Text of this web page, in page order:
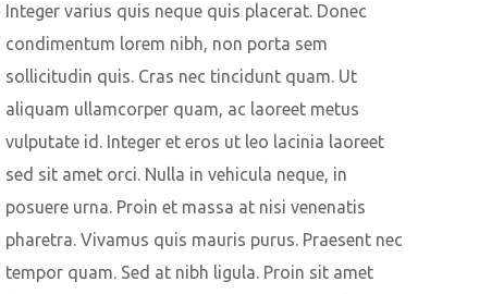
Integer varius quis neque quis placerat. Donec
condimentum lorem nibh, non porta sem
sollicitudin quis. Cras nec tincidunt quam. Ut
aliquam ullamcorper quam, ac laoreet metus
vulputate id. Integer et eros ut leo lacinia laoreet
sed sit amet orci. Nulla in vehicula neque, in
posuere urna. Proin et massa at nisi venenatis
pharetra. Vivamus quis mauris purus. Praesent nec
tempor quam. Sed at nibh ligula. Proin sit amet